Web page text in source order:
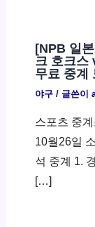
[NPB 일
크 호크스
무료 중계
야구/ 글쓴이
스포츠 중
10월26일
석 중계 1.
[…]